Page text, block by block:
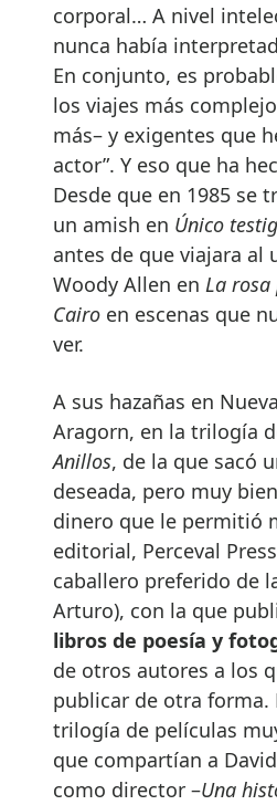
corporal… A nivel
nunca había
En conjunto, es
los viajes más
más– y exigentes que
actor”. Y eso que ha
Desde que en 1985 se
un amish en Único
antes de que viajara al
Woody Allen en La rosa
Cairo en escenas que
ver.
A sus hazañas en
Aragorn, en la trilogía
Anillos, de la que sacó
deseada, pero muy
dinero que le permitió
editorial, Perceval
caballero preferido de
Arturo), con la que
libros de poesía y
de otros autores a los
publicar de otra forma.
trilogía de películas
que compartían a
como director –Una